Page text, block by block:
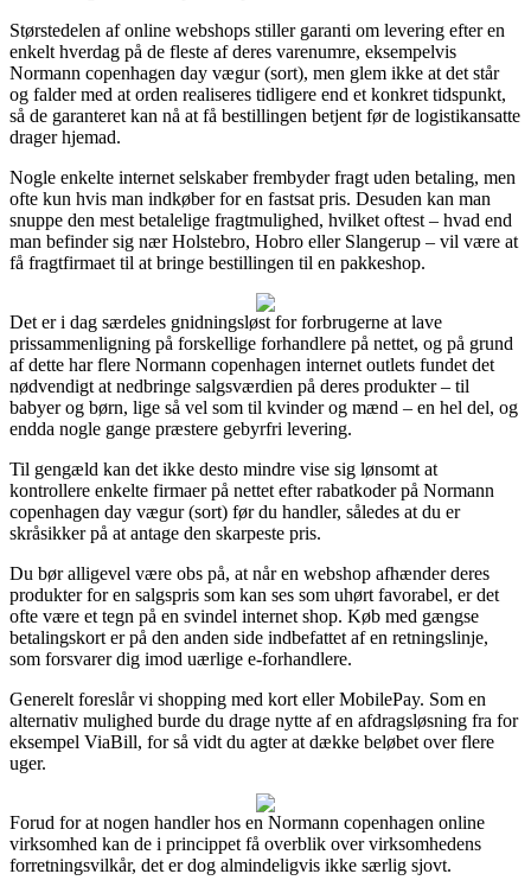
Størstedelen af online webshops stiller garanti om levering efter en
enkelt hverdag på de fleste af deres varenumre, eksempelvis
Normann copenhagen day vægur (sort), men glem ikke at det står
og falder med at orden realiseres tidligere end et konkret tidspunkt,
så de garanteret kan nå at få bestillingen betjent før de logistikansatte
drager hjemad.
Nogle enkelte internet selskaber frembyder fragt uden betaling, men
ofte kun hvis man indkøber for en fastsat pris. Desuden kan man
snuppe den mest betalelige fragtmulighed, hvilket oftest – hvad end
man befinder sig nær Holstebro, Hobro eller Slangerup – vil være at
få fragtfirmaet til at bringe bestillingen til en pakkeshop.
Det er i dag særdeles gnidningsløst for forbrugerne at lave
prissammenligning på forskellige forhandlere på nettet, og på grund
af dette har flere Normann copenhagen internet outlets fundet det
nødvendigt at nedbringe salgsværdien på deres produkter – til
babyer og børn, lige så vel som til kvinder og mænd – en hel del, og
endda nogle gange præstere gebyrfri levering.
Til gengæld kan det ikke desto mindre vise sig lønsomt at
kontrollere enkelte firmaer på nettet efter rabatkoder på Normann
copenhagen day vægur (sort) før du handler, således at du er
skråsikker på at antage den skarpeste pris.
Du bør alligevel være obs på, at når en webshop afhænder deres
produkter for en salgspris som kan ses som uhørt favorabel, er det
ofte være et tegn på en svindel internet shop. Køb med gængse
betalingskort er på den anden side indbefattet af en retningslinje,
som forsvarer dig imod uærlige e-forhandlere.
Generelt foreslår vi shopping med kort eller MobilePay. Som en
alternativ mulighed burde du drage nytte af en afdragsløsning fra for
eksempel ViaBill, for så vidt du agter at dække beløbet over flere
uger.
Forud for at nogen handler hos en Normann copenhagen online
virksomhed kan de i princippet få overblik over virksomhedens
forretningsvilkår, det er dog almindeligvis ikke særlig sjovt.